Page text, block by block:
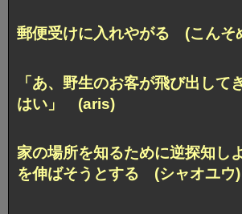
郵便受けに入れやがる (こんそ
「あ、野生のお客が飛び出して
はい」 (aris)
家の場所を知るために逆探知し
を伸ばそうとする (シャオユウ)